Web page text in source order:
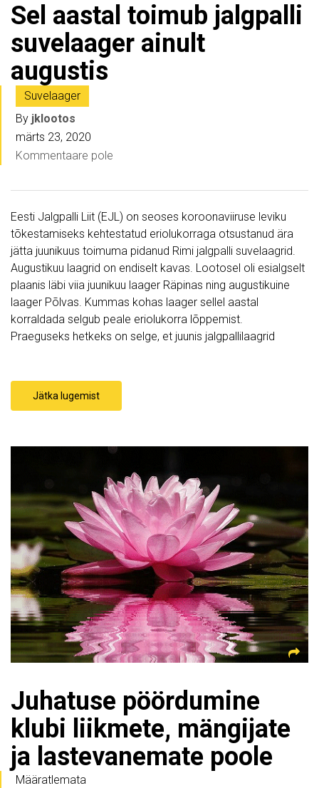
Sel aastal toimub jalgpalli
suvelaager ainult
augustis
Suvelaager
By jklootos
märts 23, 2020
Kommentaare pole
Eesti Jalgpalli Liit (EJL) on seoses koroonaviiruse leviku
tõkestamiseks kehtestatud eriolukorraga otsustanud ära
jätta juunikuus toimuma pidanud Rimi jalgpalli suvelaagrid.
Augustikuu laagrid on endiselt kavas. Lootosel oli esialgselt
plaanis läbi viia juunikuu laager Räpinas ning augustikuine
laager Põlvas. Kummas kohas laager sellel aastal
korraldada selgub peale eriolukorra lõppemist.
Praeguseks hetkeks on selge, et juunis jalgpallilaagrid
Jätka lugemist
Juhatuse pöördumine
klubi liikmete, mängijate
ja lastevanemate poole
Määratlemata